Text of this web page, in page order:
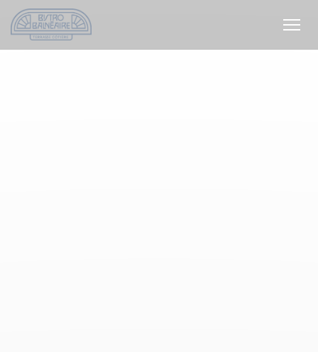
Painel de Gerenciamento de Cookies